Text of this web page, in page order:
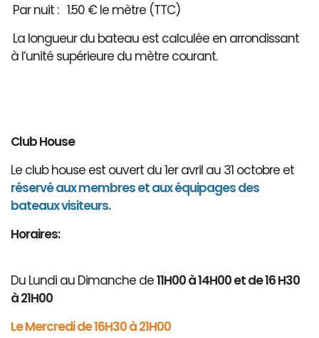
Par nuit : 1.50 € le mètre (TTC)
La longueur du bateau est calculée en arrondissant
à l’unité supérieure du mètre courant.
Club House
Le club house est ouvert du 1er avril au 31 octobre et
réservé aux membres et aux équipages des
bateaux visiteurs.
Horaires:
Du Lundi au Dimanche de11H00 à 14H00 et de 16 H30
à 21H00
Le Mercredi de 16H30 à 21H00